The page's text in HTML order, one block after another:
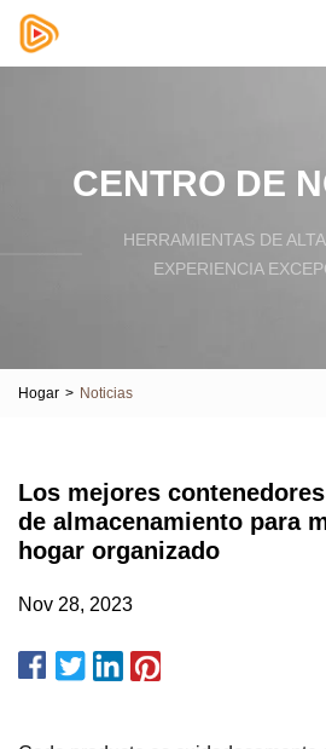
CENTRO DE
HERRAMIENTAS DE
EXPERIENCIA
Hogar > Noticias
Los mejores
de almacenamiento para
hogar organizado
Nov 28, 2023